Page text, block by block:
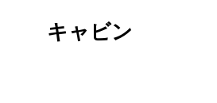
キャビン